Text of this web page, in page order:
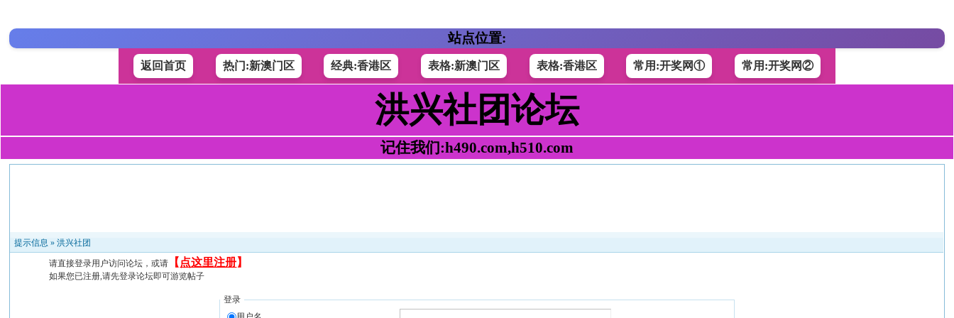
站点位置:
返回首页 热门:新澳门区 经典:香港区 表格:新澳门区 表格:香港区 常用:开奖网① 常用:开奖网②
洪兴社团论坛
记住我们:h490.com,h510.com
提示信息 »洪兴社团
请直接登录用户访问论坛，或请 【 点这里注册】
如果您已注册,请先登录论坛即可游览帖子
登录